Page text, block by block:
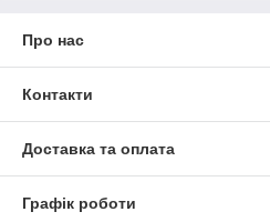
Про нас
Контакти
Доставка та оплата
Графік роботи